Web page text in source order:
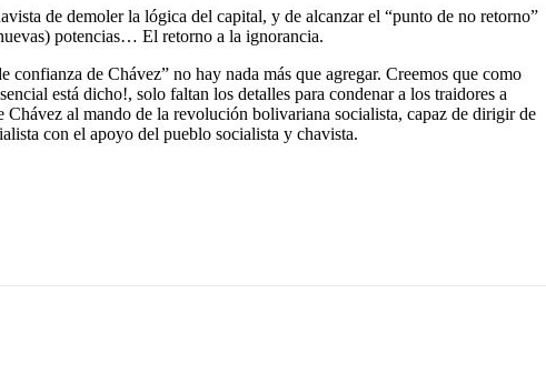
de demoler la lógica del capital, y de alcanzar el “punto de no retorno”
potencias… El retorno a la ignorancia.
confianza de Chávez” no hay nada más que agregar. Creemos que como
está dicho!, solo faltan los detalles para condenar a los traidores a
al mando de la revolución bolivariana socialista, capaz de dirigir de
con el apoyo del pueblo socialista y chavista.